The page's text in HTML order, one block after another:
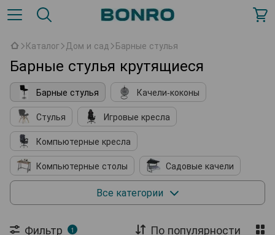
Каталог Дом и сад Барные стулья
Барные стулья крутящиеся
Барные стулья
Качели-коконы
Стулья
Игровые кресла
Компьютерные кресла
Компьютерные столы
Садовые качели
Кухонные принадлежности
Все категории
Фильтр 1 По популярности